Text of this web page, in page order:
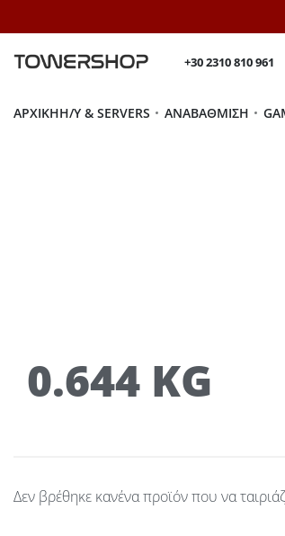
+30 2310 810 961
ΑΡΧΙΚΉH/Y & SERVERS ΑΝΑΒΆΘΜΙΣΗ
0.644 KG
Δεν βρέθηκε κανένα προϊόν που να